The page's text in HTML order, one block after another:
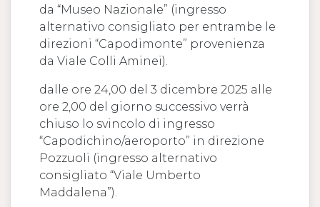
da “Museo Nazionale” (ingresso
alternativo consigliato per entrambe le
direzioni “Capodimonte” provenienza
da Viale Colli Aminei).
dalle ore 24,00 del 3 dicembre 2025 alle
ore 2,00 del giorno successivo verrà
chiuso lo svincolo di ingresso
“Capodichino/aeroporto” in direzione
Pozzuoli (ingresso alternativo
consigliato “Viale Umberto
Maddalena”).